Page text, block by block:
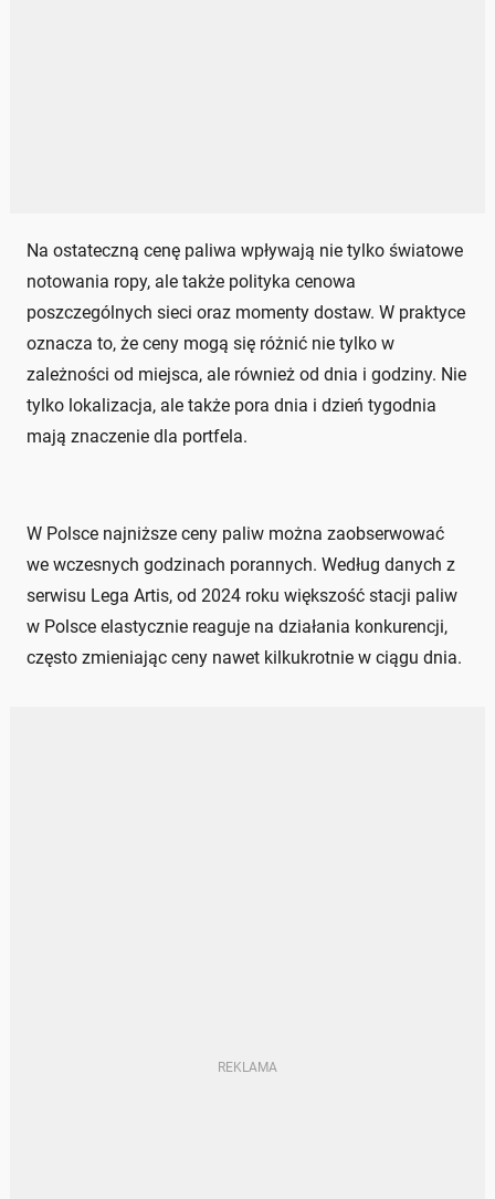
Na ostateczną cenę paliwa wpływają nie tylko światowe
notowania ropy, ale także polityka cenowa
poszczególnych sieci oraz momenty dostaw. W praktyce
oznacza to, że ceny mogą się różnić nie tylko w
zależności od miejsca, ale również od dnia i godziny. Nie
tylko lokalizacja, ale także pora dnia i dzień tygodnia
mają znaczenie dla portfela.
W Polsce najniższe ceny paliw można zaobserwować
we wczesnych godzinach porannych. Według danych z
serwisu Lega Artis, od 2024 roku większość stacji paliw
w Polsce elastycznie reaguje na działania konkurencji,
często zmieniając ceny nawet kilkukrotnie w ciągu dnia.